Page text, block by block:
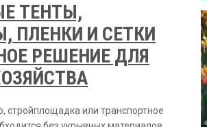
ТЕНТЫ,
ПЛЕНКИ И СЕТКИ
РЕШЕНИЕ ДЛЯ
стройплощадка или транспортное